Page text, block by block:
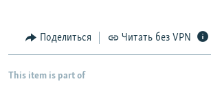
Поделиться Читать без VPN
This item is part of